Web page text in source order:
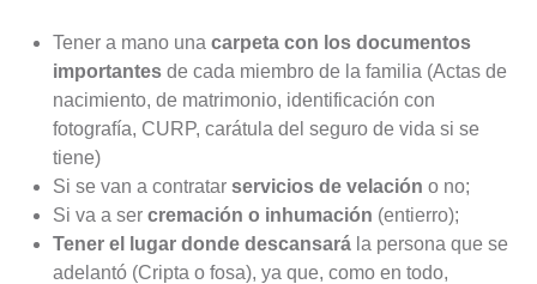
Tener a mano una carpeta con los documentos
importantes de cada miembro de la familia (Actas de
nacimiento, de matrimonio, identificación con
fotografía, CURP, carátula del seguro de vida si se
tiene)
Si se van a contratar servicios de velación o no;
Si va a ser cremación o inhumación (entierro);
Tener el lugar donde descansará la persona que se
adelantó (Cripta o fosa), ya que, como en todo,